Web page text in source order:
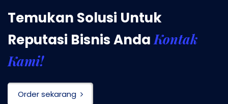
Temukan Solusi Untuk
Reputasi Bisnis AndaKontak
Kami!
Order sekarang